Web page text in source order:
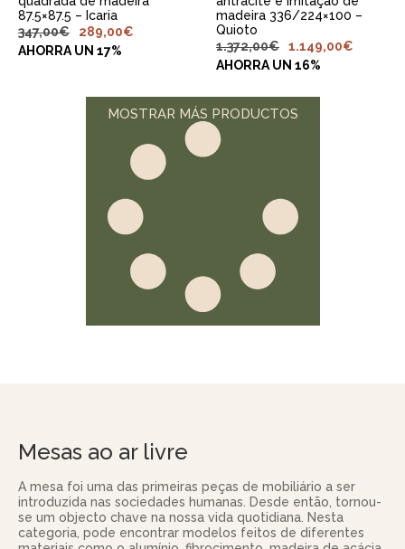
87.5×87.5 – Icaria
347,00€ 289,00€
AHORRA UN 17%
madeira 336/224×100 –
Quioto
1.372,00€ 1.149,00€
AHORRA UN 16%
MOSTRAR MÁS PRODUCTOS
Mesas ao ar livre
A mesa foi uma das primeiras peças de mobiliário a ser
introduzida nas sociedades humanas. Desde então, tornou-
se um objecto chave na nossa vida quotidiana. Nesta
categoria, pode encontrar modelos feitos de diferentes